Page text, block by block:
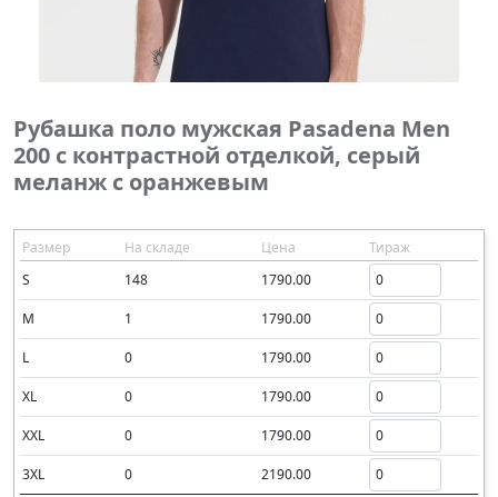
Рубашка поло мужская Pasadena Men
200 с контрастной отделкой, серый
меланж c оранжевым
Размер На складе Цена
Тираж
S
148 1790.00
M 1 1790.00
L 0 1790.00
XL 0 1790.00
XXL 0 1790.00
3XL 0 2190.00